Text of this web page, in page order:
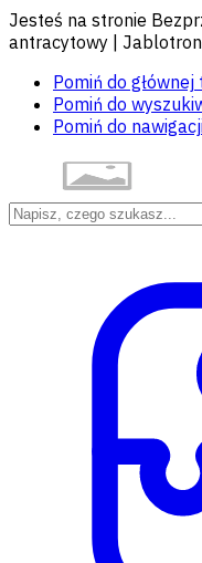
Jesteś na stronie
antracytowy | Jablotron
Pomiń do głównej
Pomiń do
Pomiń do